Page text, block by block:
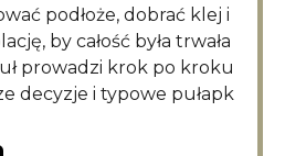
podłoże, dobrać klej i
by całość była trwała
prowadzi krok po kroku
decyzje i typowe pułapk